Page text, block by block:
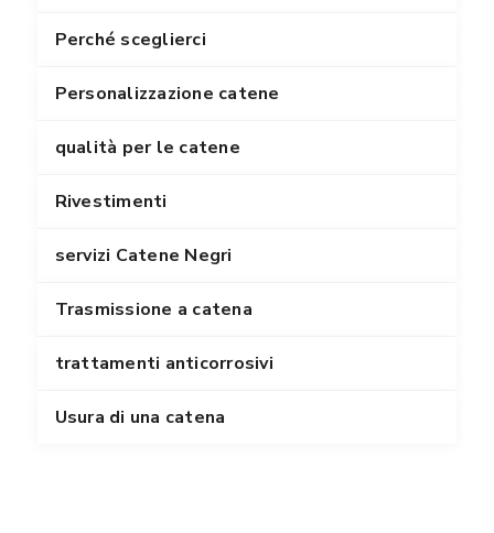
Perché sceglierci
Personalizzazione catene
qualità per le catene
Rivestimenti
servizi Catene Negri
Trasmissione a catena
trattamenti anticorrosivi
Usura di una catena